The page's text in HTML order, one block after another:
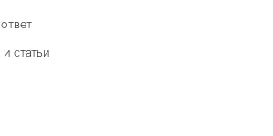
статьи